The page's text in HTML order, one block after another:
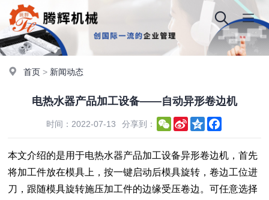
首页 > 新闻动态
电热水器产品加工设备——自动异形卷边机
时间：2022-07-13 分享到： WeChat
Sina
Weibo
Qzone
本文介绍的是用于电热水器产品加工设备异形卷边机，首先
将加工件放在模具上，按一键启动后模具旋转，卷边工位进
刀，跟随模具旋转施压加工件的边缘受压卷边。可任意选择